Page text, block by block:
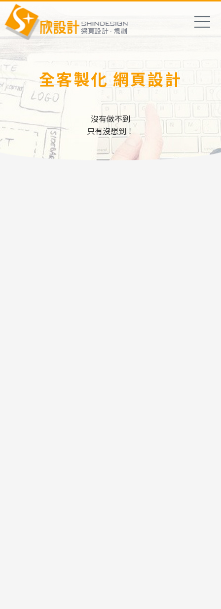
全客製化 網頁設計
沒有做不到
只有沒想到！